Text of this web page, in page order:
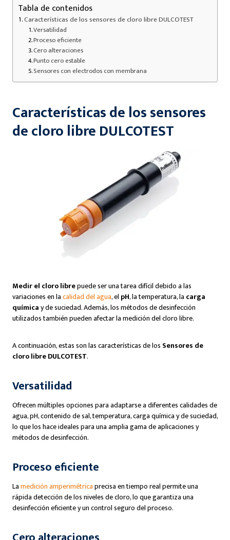
Tabla de contenidos
Características de los sensores de cloro libre DULCOTEST
Versatilidad
Proceso eficiente
Cero alteraciones
Punto cero estable
Sensores con electrodos con membrana
Características de los sensores
de cloro libre DULCOTEST
Medir el cloro librepuede ser una tarea difícil debido a las
variaciones en lacalidad del agua, el pH, la temperatura, la carga
químicay de suciedad. Además, los métodos de desinfección
utilizados también pueden afectar la medición del cloro libre.
A continuación, estas son las características de los Sensores de
cloro libreDULCOTEST.
Versatilidad
Ofrecen múltiples opciones para adaptarse a diferentes calidades de
agua, pH, contenido de sal, temperatura, carga química y de suciedad,
lo que los hace ideales para una amplia gama de aplicaciones y
métodos de desinfección.
Proceso eficiente
Lamedición amperimétricaprecisa en tiempo real permite una
rápida detección de los niveles de cloro, lo que garantiza una
desinfección eficiente y un control seguro del proceso.